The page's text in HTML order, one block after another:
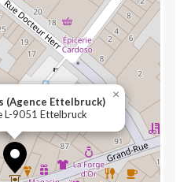
(Agence Ettelbruck)
L-9051 Ettelbruck
×